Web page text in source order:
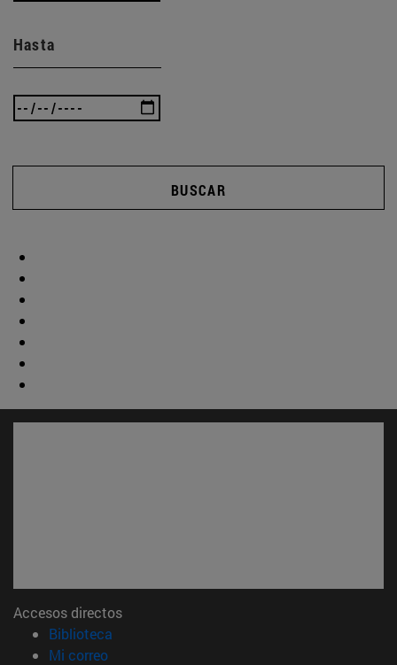
Hasta
BUSCAR
Accesos directos
Biblioteca
Mi correo(abre en nueva ventana)